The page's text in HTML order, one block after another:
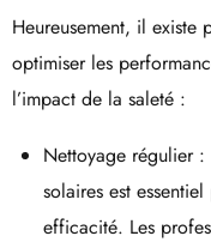
Heureusement, il existe
optimiser les
l’impact de la saleté :
Nettoyage régulier :
solaires est
efficacité. Les